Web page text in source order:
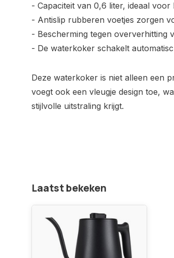
- Capaciteit van 0,6 liter, ideaal voor
- Antislip rubberen voetjes zorgen
- Bescherming tegen oververhitting
- De waterkoker schakelt
Deze waterkoker is niet alleen een
voegt ook een vleugje design toe,
stijlvolle uitstraling krijgt.
Laatst bekeken